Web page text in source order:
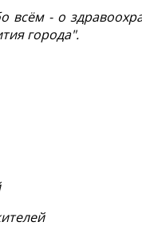
всём - о
города".